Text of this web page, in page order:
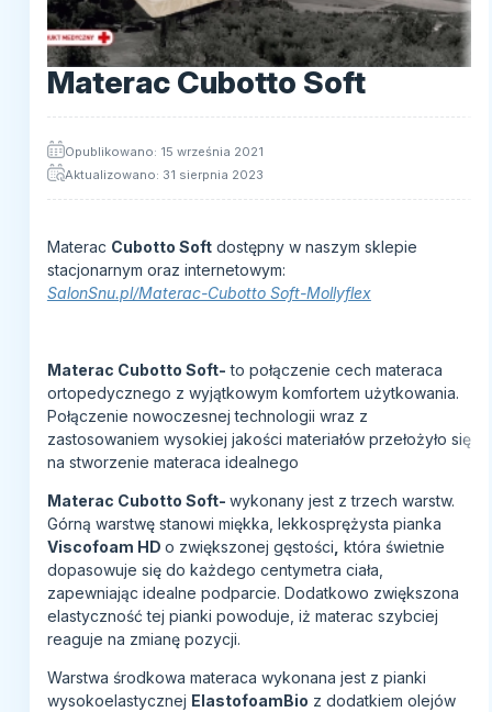
Materac Cubotto Soft
Opublikowano: 15 września 2021
Aktualizowano: 31 sierpnia 2023
Materac Cubotto Softdostępny w naszym sklepie
stacjonarnym oraz internetowym:
SalonSnu.pl/Materac-Cubotto Soft-Mollyflex
Materac Cubotto Soft- to połączenie cech materaca
ortopedycznego z wyjątkowym komfortem użytkowania.
Połączenie nowoczesnej technologii wraz z
zastosowaniem wysokiej jakości materiałów przełożyło się
na stworzenie materaca idealnego
Materac Cubotto Soft- wykonany jest z trzech warstw.
Górną warstwę stanowi miękka, lekkosprężysta pianka
Viscofoam HD o zwiększonej gęstości która świetnie
dopasowuje się do każdego centymetra ciała,
zapewniając idealne podparcie. Dodatkowo zwiększona
elastyczność tej pianki powoduje, iż materac szybciej
reaguje na zmianę pozycji.
Warstwa środkowa materaca wykonana jest z pianki
wysokoelastycznej ElastofoamBio z dodatkiem olejów